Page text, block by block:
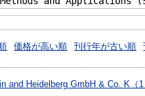
価格が高い順 刊行年が古い順
and Heidelberg GmbH & Co. K（1